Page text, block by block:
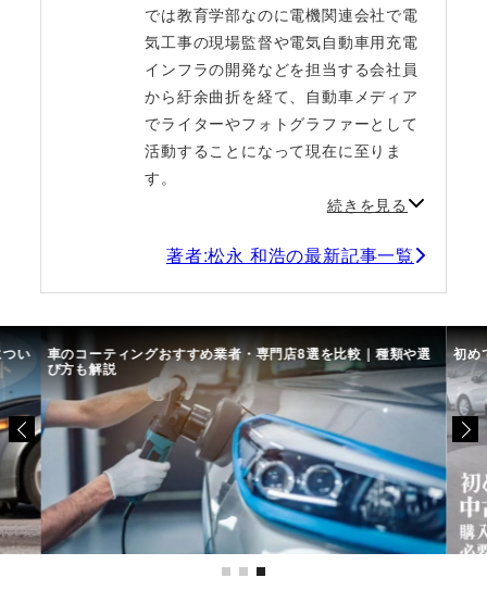
では教育学部なのに電機関連会社で電
気工事の現場監督や電気自動車用充電
インフラの開発などを担当する会社員
から紆余曲折を経て、自動車メディア
でライターやフォトグラファーとして
活動することになって現在に至りま
す。
続きを見る
著者:松永 和浩の最新記事一覧
い 車のコーティングおすすめ業者・専門店8選を比較｜種類や選
び方も解説
初め